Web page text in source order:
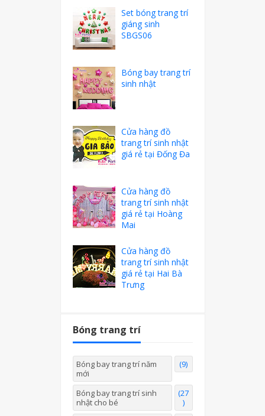
Set bóng trang trí
giáng sinh
SBGS06
Bóng bay trang trí
sinh nhật
Cửa hàng đồ
trang trí sinh nhật
giá rẻ tại Đống Đa
Cửa hàng đồ
trang trí sinh nhật
giá rẻ tại Hoàng
Mai
Cửa hàng đồ
trang trí sinh nhật
giá rẻ tại Hai Bà
Trưng
Bóng trang trí
Bóng bay trang trí năm
mới
(9)
Bóng bay trang trí sinh
nhật cho bé
(27
)